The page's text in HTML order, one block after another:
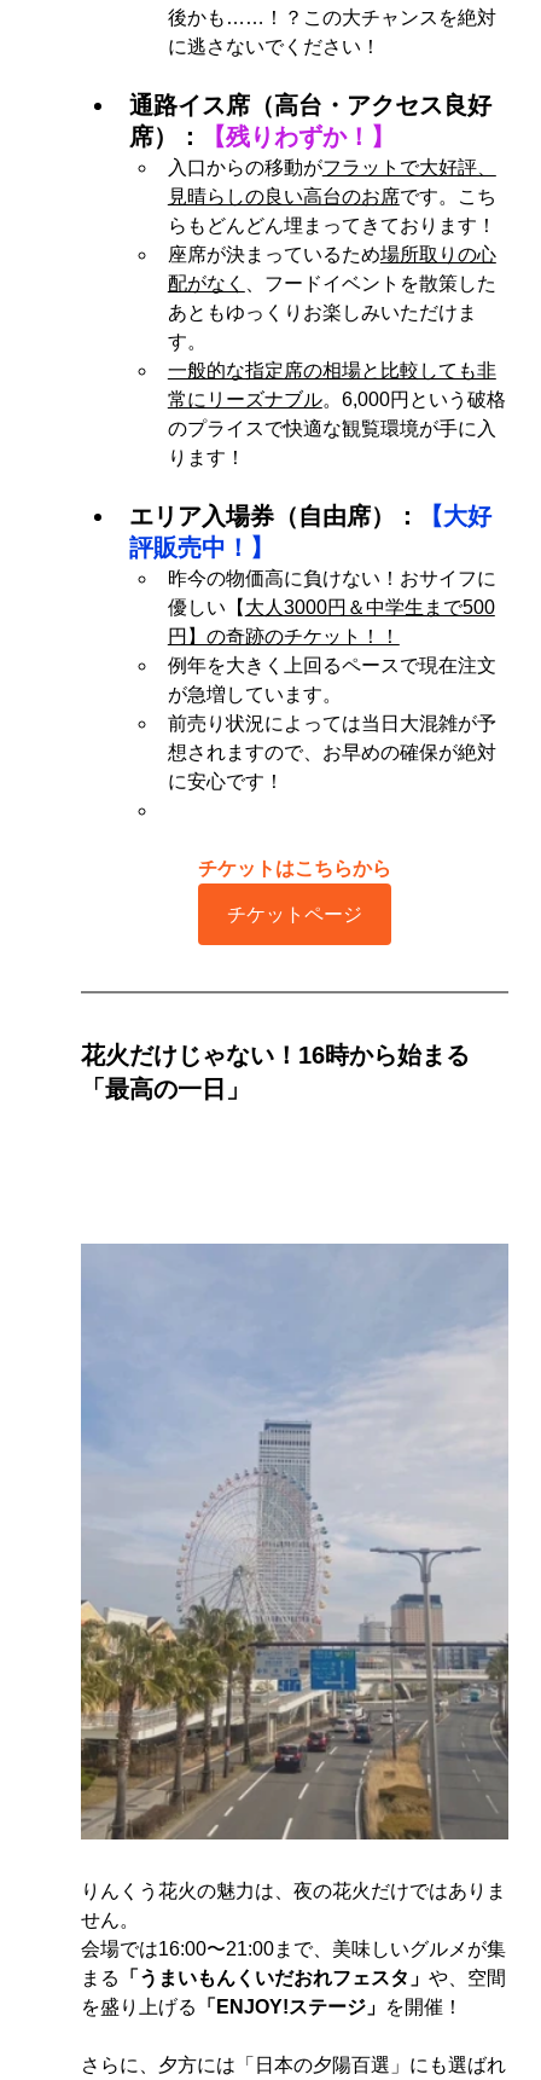
後かも……！？この大チャンスを絶対
に逃さないでください！
通路イス席（高台・アクセス良好
席）：
【残りわずか！】
入口からの移動がフラットで大好評、
見晴らしの良い高台のお席です。こち
らもどんどん埋まってきております！
座席が決まっているため場所取りの心
配がなく
、フードイベントを散策した
あともゆっくりお楽しみいただけま
す。
一般的な指定席の相場と比較しても非
常にリーズナブル。6,000円という破格
のプライスで快適な観覧環境が手に入
ります！
エリア入場券（自由席）：
【大好
評販売中！】
昨今の物価高に負けない！おサイフに
優しい【 大人3000円＆中学生まで500
円】の奇跡のチケット！！
例年を大きく上回るペースで現在注文
が急増しています。
前売り状況によっては当日大混雑が予
想されますので、お早めの確保が絶対
に安心です！
チケットはこちらから
チケットページ
花火だけじゃない！16時から始まる
「最高の一日」
りんくう花火の魅力は、夜の花火だけではありま
せん。
会場では16:00〜21:00まで、美味しいグルメが集
まる
「うまいもんくいだおれフェスタ」 や、空間
を盛り上げる
「ENJOY!ステージ」 を開催！
さらに、夕方には「日本の夕陽百選」にも選ばれ